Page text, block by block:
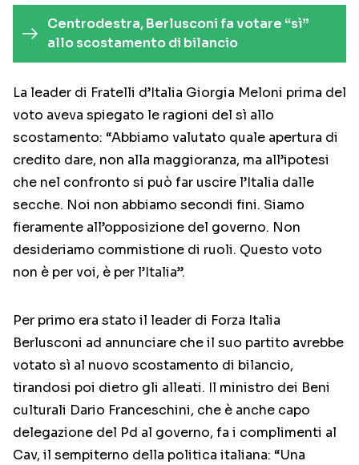
Centrodestra, Berlusconi fa votare “sì”
allo scostamento di bilancio
La leader di Fratelli d’Italia Giorgia Meloni prima del
voto aveva spiegato le ragioni del sì allo
scostamento: “Abbiamo valutato quale apertura di
credito dare, non alla maggioranza, ma all’ipotesi
che nel confronto si può far uscire l’Italia dalle
secche. Noi non abbiamo secondi fini. Siamo
fieramente all’opposizione del governo. Non
desideriamo commistione di ruoli. Questo voto
non è per voi, è per l’Italia”.
Per primo era stato il leader di Forza Italia
Berlusconi ad annunciare che il suo partito avrebbe
votato sì al nuovo scostamento di bilancio,
tirandosi poi dietro gli alleati. Il ministro dei Beni
culturali Dario Franceschini, che è anche capo
delegazione del Pd al governo, fa i complimenti al
Cav, il sempiterno della politica italiana: “Una